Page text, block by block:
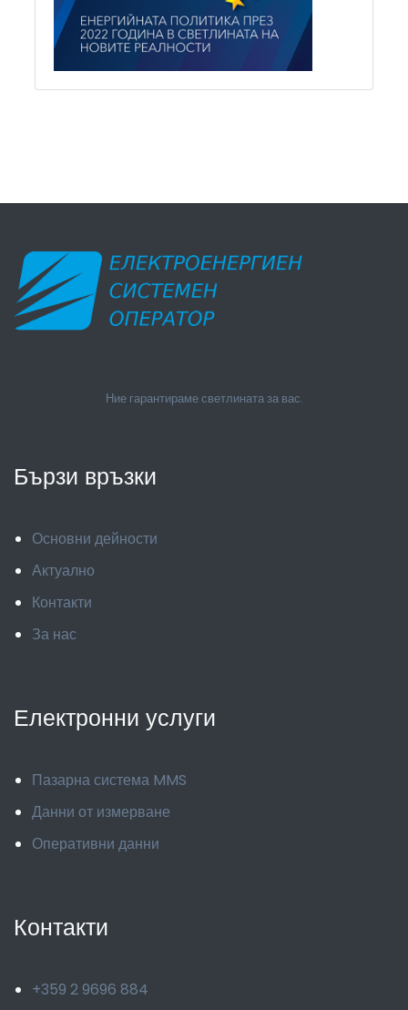
Ние гарантираме светлината за вас.
Бързи връзки
Основни дейности
Актуално
Контакти
За нас
Електронни услуги
Пазарна система MMS
Данни от измерване
Оперативни данни
Контакти
+359 2 9696 884